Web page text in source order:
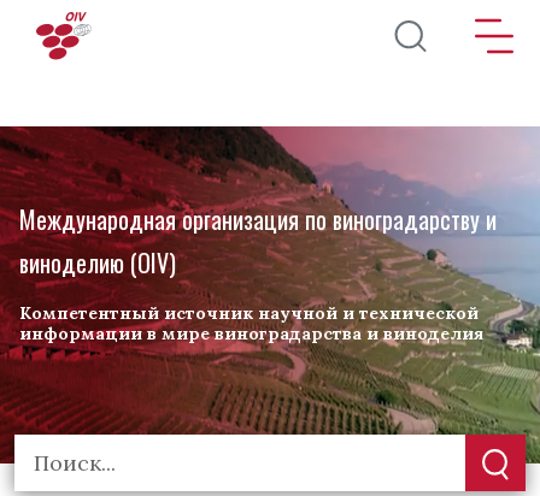
Перейти к основному содержанию
Международная организация по виноградарству и
виноделию (OIV)
Компетентный источник научной и технической
информации в мире виноградарства и виноделия